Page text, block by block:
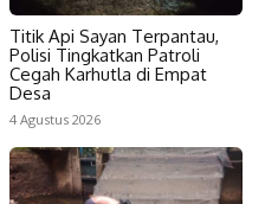
Titik Api Sayan Terpantau,
Polisi Tingkatkan Patroli
Cegah Karhutla di Empat
Desa
4 Agustus 2026